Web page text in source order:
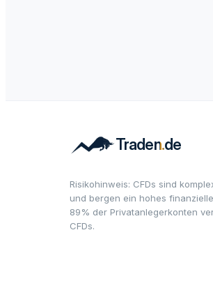
Risikohinweis: CFDs sind
und bergen ein hohes
89% der Privatanlegerkonten
CFDs.